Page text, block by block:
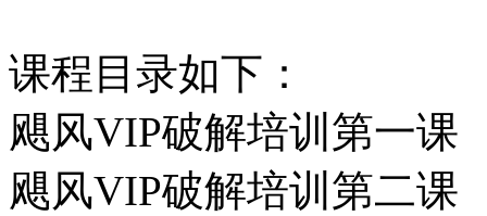
课程目录如下：
飓风VIP破解培训第一课
飓风VIP破解培训第二课